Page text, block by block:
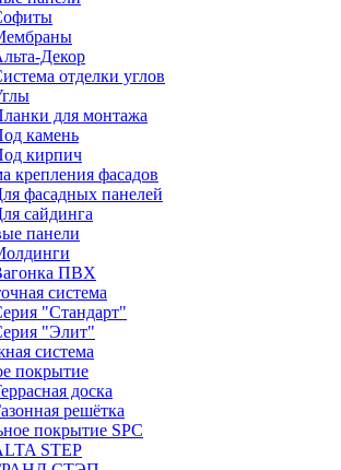
Декор
отделки углов
для монтажа
камень
кирпич
крепления фасадов
фасадных панелей
сайдинга
панели
ПВХ
система
"Стандарт"
"Элит"
система
покрытие
доска
решётка
покрытие SPC
STEP